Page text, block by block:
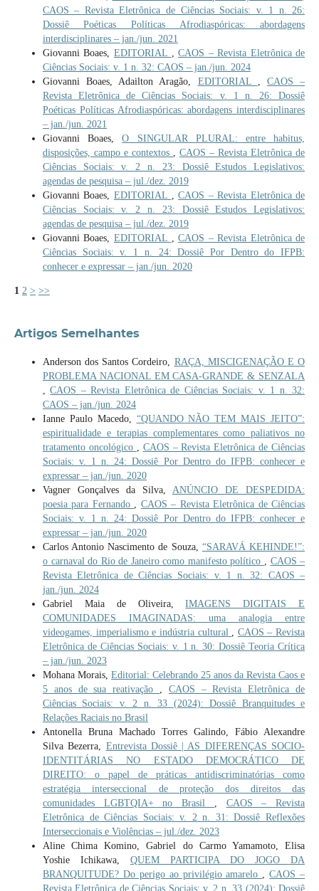
CAOS – Revista Eletrônica de Ciências Sociais: v. 1 n. 26:
Dossiê Poéticas Políticas Afrodiaspóricas: abordagens
interdisciplinares – jan./jun. 2021
Giovanni Boaes, EDITORIAL ,CAOS – Revista Eletrônica de
Ciências Sociais: v. 1 n. 32: CAOS – jan./jun. 2024
Giovanni Boaes, Adailton Aragão, EDITORIAL , CAOS –
Revista Eletrônica de Ciências Sociais: v. 1 n. 26: Dossiê
Poéticas Políticas Afrodiaspóricas: abordagens interdisciplinares
– jan./jun. 2021
Giovanni Boaes,O SINGULAR PLURAL: entre habitus,
disposições, campo e contextos ,CAOS – Revista Eletrônica de
Ciências Sociais: v. 2 n. 23: Dossiê Estudos Legislativos:
agendas de pesquisa – jul./dez. 2019
Giovanni Boaes, EDITORIAL ,CAOS – Revista Eletrônica de
Ciências Sociais: v. 2 n. 23: Dossiê Estudos Legislativos:
agendas de pesquisa – jul./dez. 2019
Giovanni Boaes, EDITORIAL ,CAOS – Revista Eletrônica de
Ciências Sociais: v. 1 n. 24: Dossiê Por Dentro do IFPB:
conhecer e expressar – jan./jun. 2020
1 2 > >>
Artigos Semelhantes
Anderson dos Santos Cordeiro, RAÇA, MISCIGENAÇÃO E O
PROBLEMA NACIONAL EM CASA-GRANDE & SENZALA
,CAOS – Revista Eletrônica de Ciências Sociais: v. 1 n. 32:
CAOS – jan./jun. 2024
Ianne Paulo Macedo, “QUANDO NÃO TEM MAIS JEITO”:
espiritualidade e terapias complementares como paliativos no
tratamento oncológico , CAOS – Revista Eletrônica de Ciências
Sociais: v. 1 n. 24: Dossiê Por Dentro do IFPB: conhecer e
expressar – jan./jun. 2020
Vagner Gonçalves da Silva,ANÚNCIO DE DESPEDIDA:
poesia para Fernando , CAOS – Revista Eletrônica de Ciências
Sociais: v. 1 n. 24: Dossiê Por Dentro do IFPB: conhecer e
expressar – jan./jun. 2020
Carlos Antonio Nascimento de Souza, “SARAVÁ KEHINDE!”:
o carnaval do Rio de Janeiro como manifesto político , CAOS –
Revista Eletrônica de Ciências Sociais: v. 1 n. 32: CAOS –
jan./jun. 2024
Gabriel Maia de Oliveira,IMAGENS DIGITAIS E
COMUNIDADES IMAGINADAS: uma analogia entre
videogames, imperialismo e indústria cultural , CAOS – Revista
Eletrônica de Ciências Sociais: v. 1 n. 30: Dossiê Teoria Crítica
– jan./jun. 2023
Mohana Morais, Editorial: Celebrando 25 anos da Revista Caos e
5 anos de sua reativação , CAOS – Revista Eletrônica de
Ciências Sociais: v. 2 n. 33 (2024): Dossiê Branquitudes e
Relações Raciais no Brasil
Antonella Bruna Machado Torres Galindo, Fábio Alexandre
Silva Bezerra, Entrevista Dossiê | AS DIFERENÇAS SOCIO-
IDENTITÁRIAS NO ESTADO DEMOCRÁTICO DE
DIREITO: o papel de práticas antidiscriminatórias como
estratégia interseccional de proteção dos direitos das
comunidades LGBTQIA+ no Brasil , CAOS – Revista
Eletrônica de Ciências Sociais: v. 2 n. 31: Dossiê Reflexões
Interseccionais e Violências – jul./dez. 2023
Aline Chima Komino, Gabriel do Carmo Yamamoto, Elisa
Yoshie Ichikawa, QUEM PARTICIPA DO JOGO DA
BRANQUITUDE? Do perigo ao privilégio amarelo ,CAOS –
Revista Eletrônica de Ciências Sociais: v. 2 n. 33 (2024): Dossiê